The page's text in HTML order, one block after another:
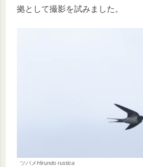
拠として撮影を試みました。
ツバメHirundo rustica